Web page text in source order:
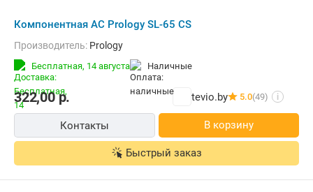
Компонентная АС Prology SL-65 CS
Производитель: Prology
Бесплатная, 14 августа наличные
322,00р. tevio.by 5.0(49) i
Контакты В корзину
Быстрый заказ